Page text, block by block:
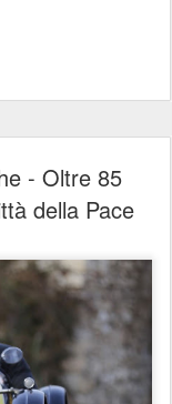
- Oltre 85
della Pace